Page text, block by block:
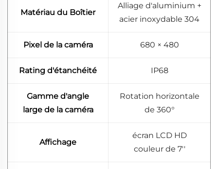
Matériau du Boîtier
Alliage d'aluminium +
acier inoxydable 304
Pixel de la caméra 680 × 480
Rating d'étanchéité IP68
Gamme d'angle
large de la caméra
Rotation horizontale
de 360°
Affichage
écran LCD HD
couleur de 7''